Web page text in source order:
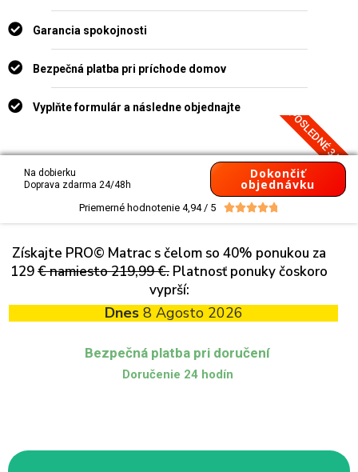
Garancia spokojnosti
Bezpečná platba pri príchode domov
Vyplňte formulár a následne objednajte
POSLEDNÉ 3 KUSY
Na dobierku
Doprava zdarma 24/48h
Dokončiť
objednávku
Priemerné hodnotenie 4,94 / 5 
Získajte PRO© Matrac s čelom so 40% ponukou za
129€ namiesto 219,99 €. Platnosť ponuky čoskoro
vyprší:
Dnes 8 Agosto 2026
Bezpečná platba pri doručení
Doručenie 24 hodín